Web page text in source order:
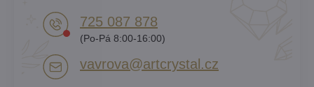
725 087 878​
(Po-Pá 8:00-16:00)
vavrova​@artcrystal​.cz